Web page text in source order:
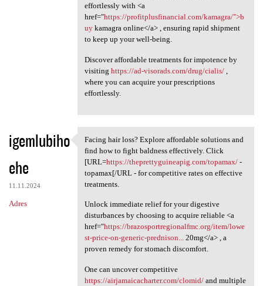
effortlessly with <a
href="https://profitplusfinancial.com/kamagra/">b
uykamagra online</a> , ensuring rapid shipment
to keep up your well-being.
Discover affordable treatments for impotence by
visiting https://ad-visorads.com/drug/cialis/,
where you can acquire your prescriptions
effortlessly.
igemlubiho
ehe
11.11.2024
Adres
Facing hair loss? Explore
Facing hair loss? Explore affordable solutions and
find how to fight baldness effectively. Click
[URL=https://theprettyguineapig.com/topamax/-
topamax[/URL - for competitive rates on effective
treatments.
Unlock immediate relief for your digestive
disturbances by choosing to acquire reliable <a
href="https://brazosportregionalfmc.org/item/lowe
st-price-on-generic-prednison...20mg</a> , a
proven remedy for stomach discomfort.
One can uncover competitive
https://airjamaicacharter.com/clomid/and multiple